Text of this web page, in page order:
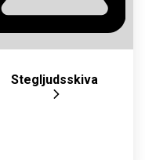
Stegljudsskiva